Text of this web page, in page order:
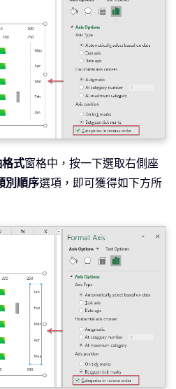
式窗格中，按一下選取右側座
別順序選項，即可獲得如下方所